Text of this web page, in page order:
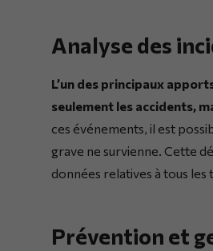
Analyse des
L’un des principaux
seulement les accidents,
ces événements, il est
grave ne survienne. Cette
données relatives à tous les
Prévention et